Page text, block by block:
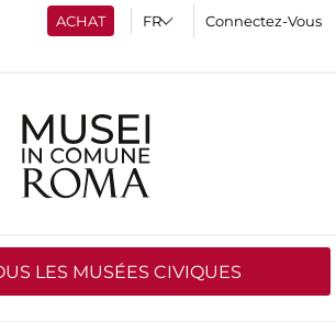
ACHAT Connectez-Vous
LES MUSÉES CIVIQUES